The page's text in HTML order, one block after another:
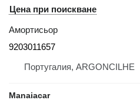
Цена при поискване
Амортисьор
9203011657
Португалия, ARGONCILHE
Manaiacar